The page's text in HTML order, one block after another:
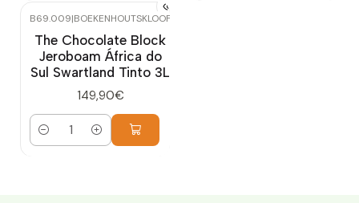
B69.009|BOEKENHOUTSKLOOF
The Chocolate Block
Jeroboam África do
Sul Swartland Tinto 3L
149,90€
Quantidade